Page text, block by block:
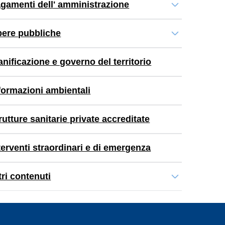
dell' amministrazione
pubbliche
e governo del territorio
ambientali
sanitarie private accreditate
straordinari e di emergenza
contenuti